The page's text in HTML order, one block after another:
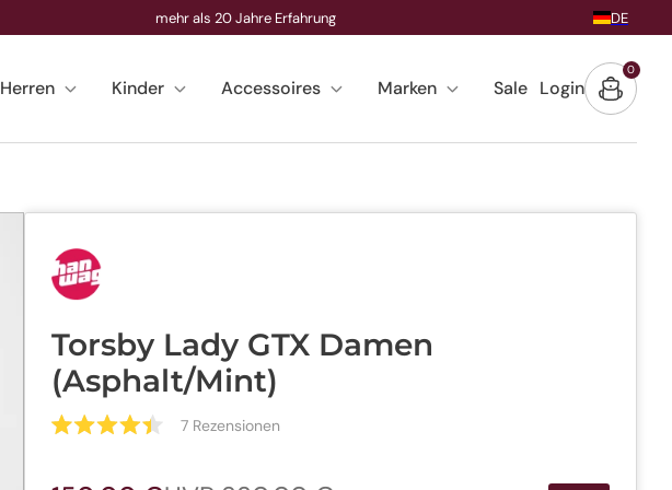
mehr als 20 Jahre Erfahrung DE
Herren Kinder Accessoires Marken Sale Login
0
0
Artikel
Torsby Lady GTX Damen
(Asphalt/Mint)
7RezensionenKlicken